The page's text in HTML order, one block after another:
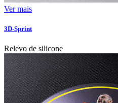
Ver mais
3D-Sprint
Relevo de silicone